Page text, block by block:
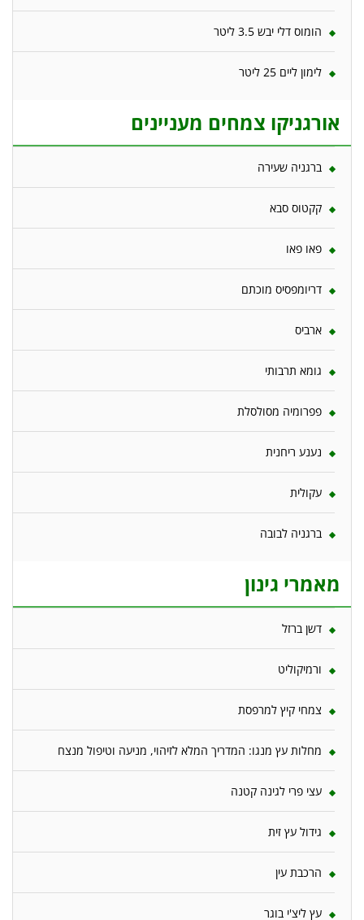
הומוס דלי יבש 3.5 ליטר
לימון ליים 25 ליטר
אורגניקו צמחים מעניינים
ברגניה שעירה
קקטוס סבא
פאו פאו
דריומפסיס מוכתם
ארביס
גומא תרבותי
פפרומיה מסולסלת
נענע ריחנית
עקולית
ברגניה לבובה
מאמרי גינון
דשן ברזל
ורמיקוליט
צמחי קיץ למרפסת
מחלות עץ מנגו: המדריך המלא לזיהוי, מניעה וטיפול מנצח
עצי פרי לגינה קטנה
גידול עץ זית
הרכבת עין
עץ ליצ'י בוגר